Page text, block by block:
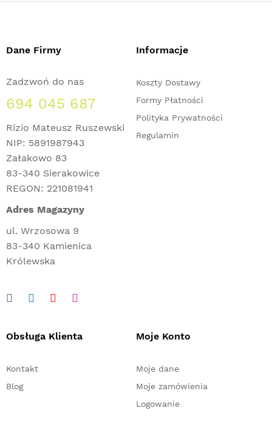
Dane Firmy
Zadzwoń do nas
694 045 687
Rizio Mateusz Ruszewski
NIP: 5891987943
Załakowo 83
83-340 Sierakowice
REGON: 221081941
Adres Magazyny
ul. Wrzosowa 9
83-340 Kamienica
Królewska
Informacje
Koszty Dostawy
Formy Płatności
Polityka Prywatności
Regulamin
Obsługa Klienta
Kontakt
Blog
Moje Konto
Moje dane
Moje zamówienia
Logowanie